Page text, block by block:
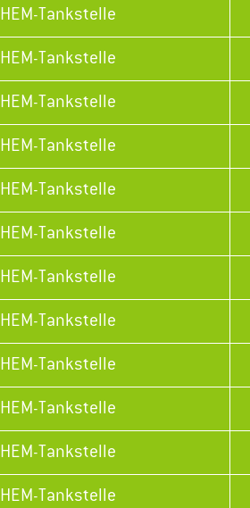
HEM-Tankstelle
HEM-Tankstelle
HEM-Tankstelle
HEM-Tankstelle
HEM-Tankstelle
HEM-Tankstelle
HEM-Tankstelle
HEM-Tankstelle
HEM-Tankstelle
HEM-Tankstelle
HEM-Tankstelle
HEM-Tankstelle